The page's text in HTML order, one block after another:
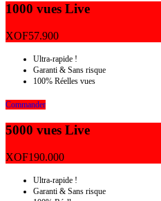
1000 vues Live
XOF57.900
Ultra-rapide !
Garanti & Sans risque
100% Réelles vues
Commander
5000 vues Live
XOF190.000
Ultra-rapide !
Garanti & Sans risque